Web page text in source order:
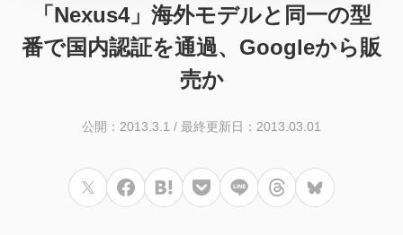
「Nexus4」海外モデルと同一の型
番で国内認証を通過、Googleから販
売か
公開：2013.3.1 / 最終更新日：2013.03.01